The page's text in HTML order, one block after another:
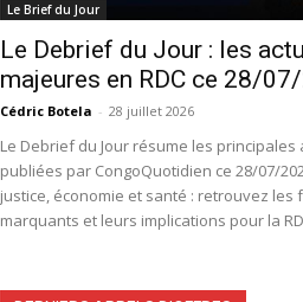
Le Brief du Jour
Le Debrief du Jour : les
majeures en RDC ce 28/
Cédric Botela - 28 juillet 2026
Le Debrief du Jour résume les principales
publiées par CongoQuotidien ce 28/07/
justice, économie et santé : retrouvez les
marquants et leurs implications pour la